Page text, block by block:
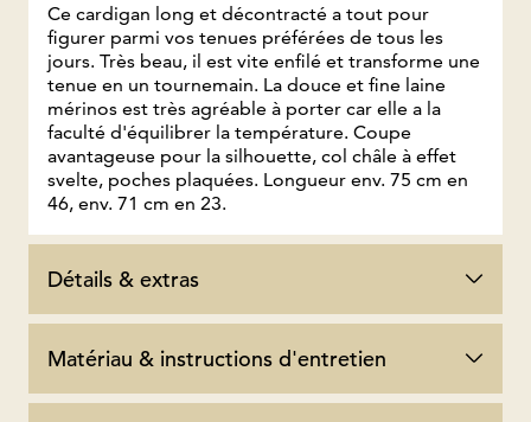
Ce cardigan long et décontracté a tout pour
figurer parmi vos tenues préférées de tous les
jours. Très beau, il est vite enfilé et transforme une
tenue en un tournemain. La douce et fine laine
mérinos est très agréable à porter car elle a la
faculté d'équilibrer la température. Coupe
avantageuse pour la silhouette, col châle à effet
svelte, poches plaquées. Longueur env. 75 cm en
46, env. 71 cm en 23.
Détails & extras
Matériau & instructions d'entretien